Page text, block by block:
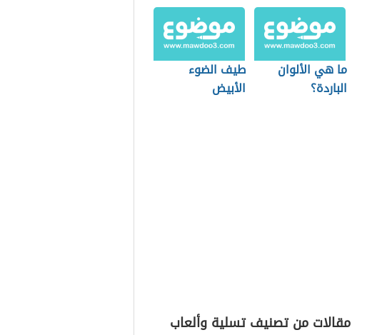
ما هي الألوان
الباردة؟
طيف الضوء
الأبيض
مقالات من تصنيف تسلية وألعاب